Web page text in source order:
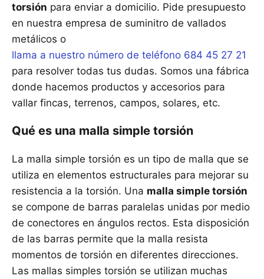
torsión para enviar a domicilio. Pide presupuesto
en nuestra empresa de suminitro de vallados
metálicos o
llama a nuestro número de teléfono 684 45 27 21
para resolver todas tus dudas. Somos una fábrica
donde hacemos productos y accesorios para
vallar fincas, terrenos, campos, solares, etc.
Qué es una malla simple torsión
La malla simple torsión es un tipo de malla que se
utiliza en elementos estructurales para mejorar su
resistencia a la torsión. Una malla simple torsión
se compone de barras paralelas unidas por medio
de conectores en ángulos rectos. Esta disposición
de las barras permite que la malla resista
momentos de torsión en diferentes direcciones.
Las mallas simples torsión se utilizan muchas